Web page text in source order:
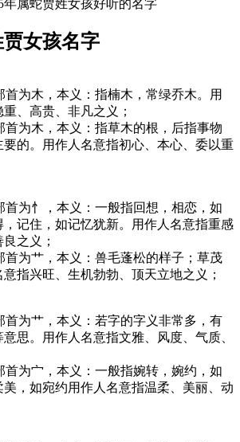
女孩名字
首为木，本义：指楠木，常绿乔木。用
、高贵、非凡之义；
首为木，本义：指草木的根，后指事物
的。用作人名意指初心、本心、委以重
首为忄，本义：一般指回想，相恋，如
记住，如记忆犹新。用作人名意指重感
之义；
首为艹，本义：兽毛蓬松的样子；草茂
指兴旺、生机勃勃、顶天立地之义；
首为艹，本义：若字的字义非常多，有
思。用作人名意指文雅、风度、气质、
首为宀，本义：一般指婉转，婉约，如
，如宛约用作人名意指温柔、美丽、动